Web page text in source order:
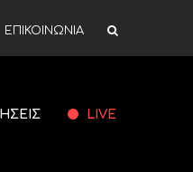
ΕΠΙΚΟΙΝΩΝΙΑ
LIVE